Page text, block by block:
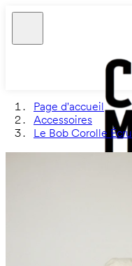
Page d'accueil
Accessoires
Le Bob Corolle Écru